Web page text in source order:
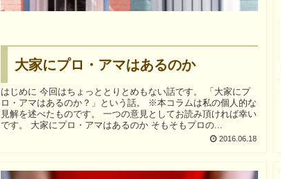
大家にプロ・アマはあるのか
はじめに 今回はちょっととりとめもない話です。 「大家にプ
ロ・アマはあるのか？」という話。 ※本コラムは私の個人的な
見解を述べたものです。 一つの意見としてお読み頂ければ幸い
です。 大家にプロ・アマはあるのか そもそもプロの...
2016.06.18